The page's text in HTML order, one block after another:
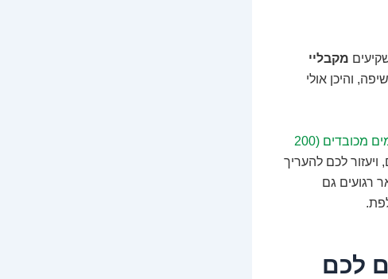
מקבליי
והיכן אולי
השקעות משתלמות בסכומים מכובדים (200
לכם להעריך
רגועים גם
לכם